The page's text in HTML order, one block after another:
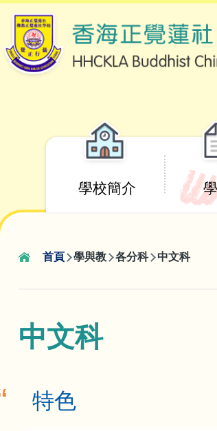
navigation
學校簡介
導
結
首頁 學與教 各分科 中文科
中文科
特色